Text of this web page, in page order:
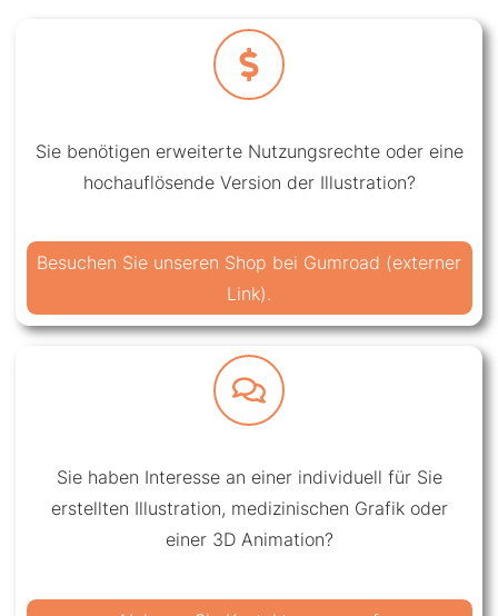
Sie benötigen erweiterte Nutzungsrechte oder eine
hochauflösende Version der Illustration?
Besuchen Sie unseren Shop bei Gumroad (externer
Link).
Sie haben Interesse an einer individuell für Sie
erstellten Illustration, medizinischen Grafik oder
einer 3D Animation?